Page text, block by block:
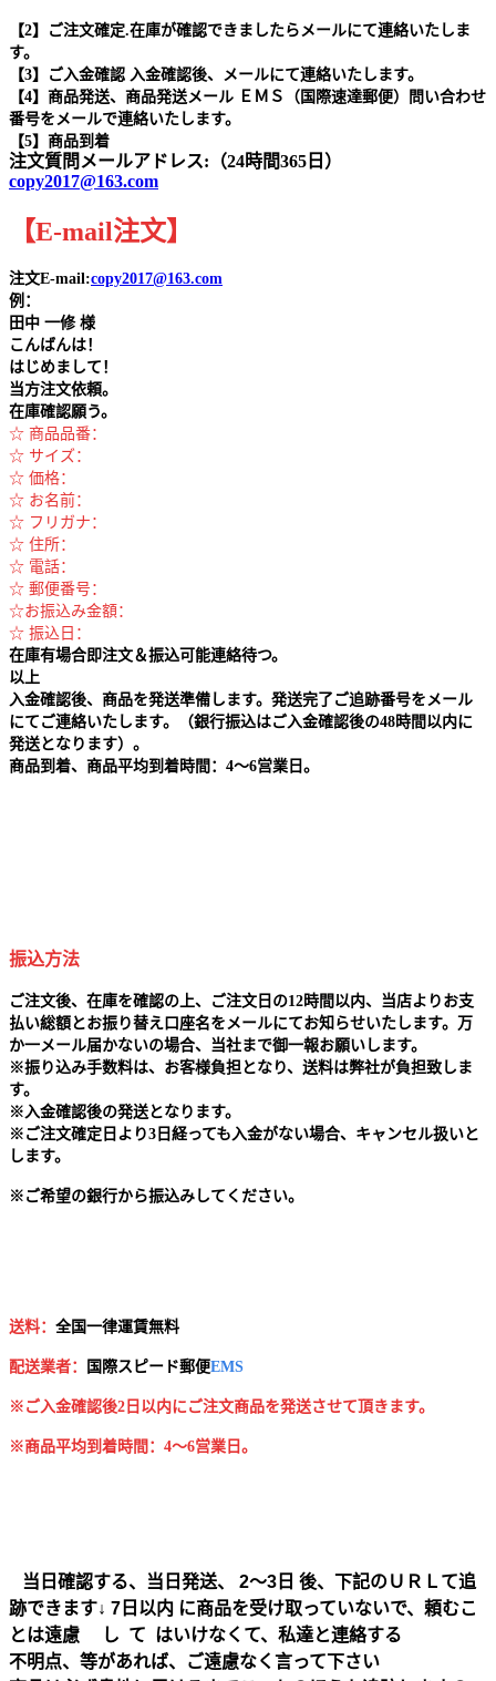
【2】ご注文確定.在庫が確認できましたらメールにて連絡いたしま
す。
【3】ご入金確認 入金確認後、メールにて連絡いたします。
【4】商品発送、商品発送メール ＥＭＳ（国際速達郵便）問い合わせ
番号をメールで連絡いたします。
【5】商品到着
注文質問メールアドレス:（24時間365日）
copy2017@163.com
【E-mail注文】
注文E-mail:copy2017@163.com
例：
田中 一修 様
こんばんは！
はじめまして！
当方注文依頼。
在庫確認願う。
☆ 商品品番：
☆ サイズ：
☆ 価格：
☆ お名前：
☆ フリガナ：
☆ 住所：
☆ 電話：
☆ 郵便番号：
☆お振込み金額：
☆ 振込日：
在庫有場合即注文＆振込可能連絡待つ。
以上
入金確認後、商品を発送準備します。発送完了ご追跡番号をメール
にてご連絡いたします。（銀行振込はご入金確認後の48時間以内に
発送となります）。
商品到着、商品平均到着時間：4～6営業日。
振込方法
ご注文後、在庫を確認の上、ご注文日の12時間以内、当店よりお支
払い総額とお振り替え口座名をメールにてお知らせいたします。万
か一メール届かないの場合、当社まで御一報お願いします。
※振り込み手数料は、お客様負担となり、送料は弊社が負担致しま
す。
※ 入金確認後の発送となります。
※ ご注文確定日より3日経っても入金がない場合、キャンセル扱いと
します。
※ ご希望の銀行から振込みしてください。
送料： 全国一律運賃無料
配送業者： 国 際スピード郵便EMS
※ご入金確認後2日以内にご注文商品を発送させて頂きます。
※商品平均到着時間：4～6営業日。
当日確認する、当日発送、 2～3日 後、下記のＵＲＬて追
跡できます↓ 7日以内 に商品を受け取っていないで、頼むこ
とは遠慮 し て はいけなくて、私達と連絡する
不明点、等があれば、ご遠慮なく言って下さい